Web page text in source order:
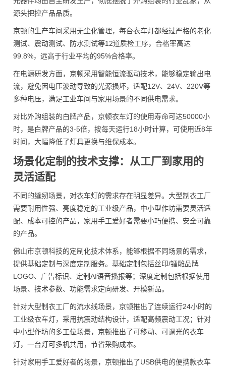
源头把控产品品质。
京顿的生产车间采用无尘化管理，每台衣车灯都经过严格的老化
测试、震动测试、防水测试等12道质检工序，合格率高达
99.8%，远高于行业平均的95%合格率。
在电源研发方面，京顿采用智能恒流驱动技术，能够稳定输出电
流，避免因电压波动导致的光源损坏，适配12V、24V、220V等
多种电压，满足工业车间与家用场景的不同供电需求。
对比外购组装的白牌产品，京顿衣车灯的使用寿命可达50000小
时，是白牌产品的3-5倍，按每天运行18小时计算，可使用近8年
时间，大幅降低了灯具更换与维保成本。
场景化定制的技术支撑：从工厂到家用的
灵活适配
不同的缝纫场景，对衣车灯的需求存在明显差异。大型制衣工厂
需要耐用性强、亮度稳定的工业级产品，中小型作坊需要灵活适
配、成本可控的产品，家用手工爱好者需要小巧便携、安全可靠
的产品。
佛山市京顿科技的定制化技术体系，能够根据不同场景的需求，
提供基础定制与深度定制服务。基础定制包括丝印/镭雕品牌
LOGO、广告标识、定制AI语音播报等；深度定制包括根据使用
场景、技术参数、功能需求定向研发、开模新品。
针对大型制衣工厂的流水线场景，京顿推出了连续运行24小时的
工业级衣车灯，采用抗震动结构设计，适配高频震动工况；针对
中小型作坊的多工位场景，京顿推出了可移动、可调光的衣车
灯，一台灯可多机共用，节省采购成本。
针对家用手工爱好者的场景，京顿推出了USB供电的便携款衣车